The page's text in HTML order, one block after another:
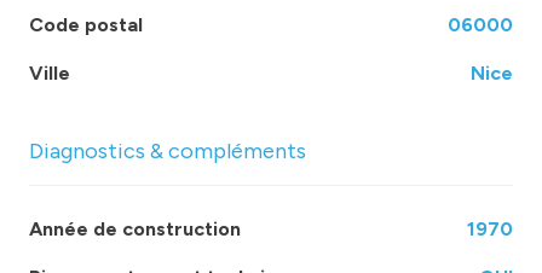
Code postal 06000
Ville Nice
Diagnostics & compléments
Année de construction 1970